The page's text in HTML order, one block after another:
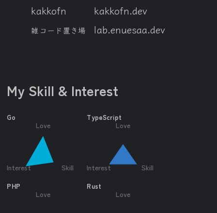
kakkofn kakkofn.dev
雑コード置き場 lab.enuesaa.dev
My Skill & Interest
Go
Love
Skill
Interest
TypeScript
Love
Skill
Interest
PHP
Love
Rust
Love